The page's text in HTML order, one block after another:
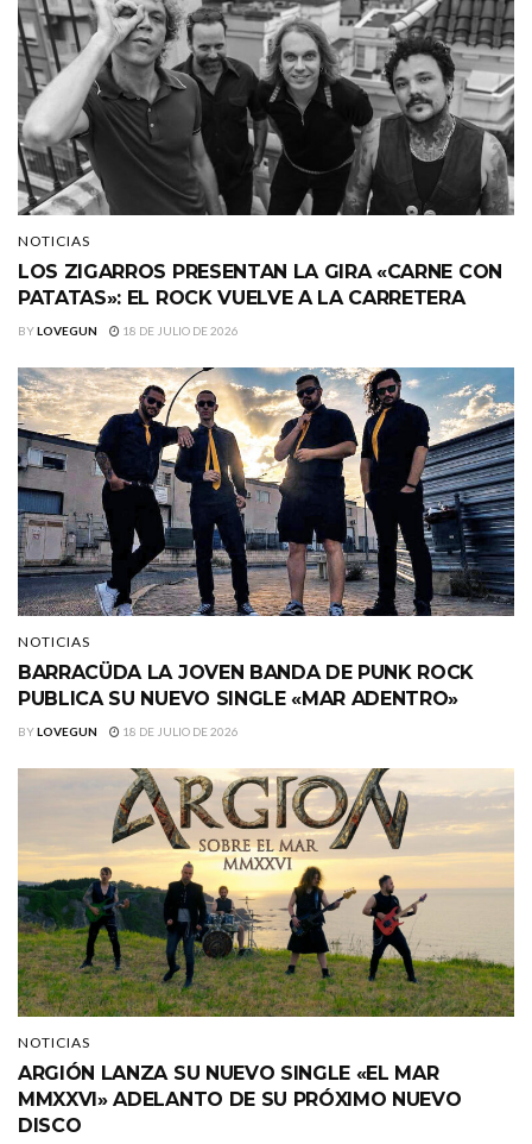
NOTICIAS
LOS ZIGARROS PRESENTAN LA GIRA «CARNE CON
PATATAS»: EL ROCK VUELVE A LA CARRETERA
BYLOVEGUN 18 DE JULIO DE 2026
NOTICIAS
BARRACÜDA LA JOVEN BANDA DE PUNK ROCK
PUBLICA SU NUEVO SINGLE «MAR ADENTRO»
BYLOVEGUN 18 DE JULIO DE 2026
NOTICIAS
ARGIÓN LANZA SU NUEVO SINGLE «EL MAR
MMXXVI» ADELANTO DE SU PRÓXIMO NUEVO
DISCO